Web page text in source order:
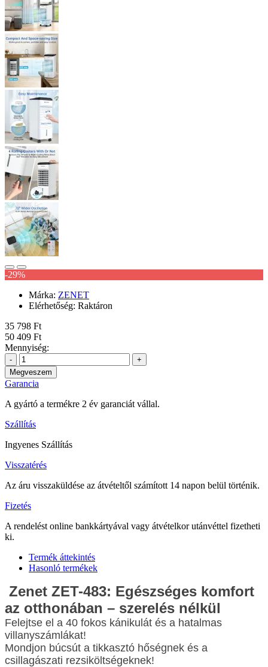
-29%
Márka: ZENET
Elérhetőség: Raktáron
35 798 Ft
50 409 Ft
Mennyiség:
-
+
Megveszem
Garancia
A gyártó a termékre 2 év garanciát vállal.
Szállítás
Ingyenes Szállítás
Visszatérés
Az áru visszaküldése az átvételtől számított 14 napon belül történik.
Fizetés
A rendelést online bankkártyával vagy átvételkor utánvéttel fizetheti
ki.
Termék áttekintés
Hasonló termékek
Zenet ZET-483: Egészséges komfort
az otthonában – szerelés nélkül
Felejtse el a 40 fokos kánikulát és a hatalmas
villanyszámlákat!
Mondjon búcsút a tikkasztó hőségnek és a
csillagászati rezsiköltségeknek!